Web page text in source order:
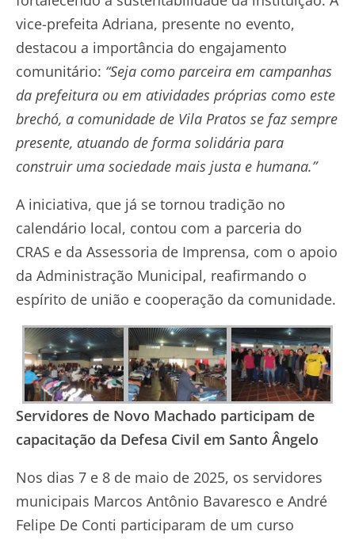
vice-prefeita Adriana, presente no evento,
destacou a importância do engajamento
comunitário: “Seja como parceira em campanhas
da prefeitura ou em atividades próprias como este
brechó, a comunidade de Vila Pratos se faz sempre
presente, atuando de forma solidária para
construir uma sociedade mais justa e humana.”
A iniciativa, que já se tornou tradição no
calendário local, contou com a parceria do
CRAS e da Assessoria de Imprensa, com o apoio
da Administração Municipal, reafirmando o
espírito de união e cooperação da comunidade.
Servidores de Novo Machado participam de
capacitação da Defesa Civil em Santo Ângelo
Nos dias 7 e 8 de maio de 2025, os servidores
municipais Marcos Antônio Bavaresco e André
Felipe De Conti participaram de um curso